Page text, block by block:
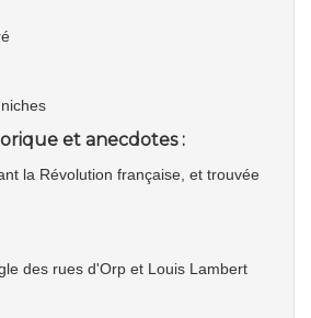
et anecdotes :
la Révolution française, et trouvée
des rues d'Orp et Louis Lambert